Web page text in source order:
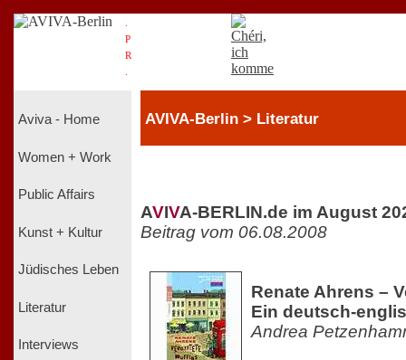
P
R
Aviva - Home
Women + Work
Public Affairs
Kunst + Kultur
Jüdisches Leben
Literatur
Interviews
AVIVA-Berlin > Literatur
AVIVA-BERLIN.de im August
Beitrag vom 06.08.2008
Renate Ahrens –
Ein deutsch-
Andrea